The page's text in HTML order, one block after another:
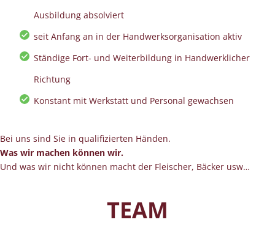
Ausbildung absolviert
seit Anfang an in der Handwerksorganisation aktiv
Ständige Fort- und Weiterbildung in Handwerklicher
Richtung
Konstant mit Werkstatt und Personal gewachsen
Bei uns sind Sie in qualifizierten Händen.
Was wir machen können wir.
Und was wir nicht können macht der Fleischer, Bäcker usw…
TEAM